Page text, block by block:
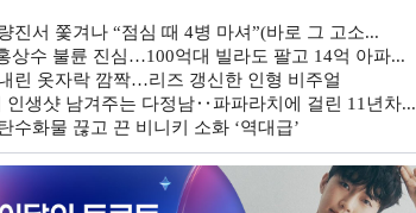
진서 쫓겨나 “점심 때 4병 마셔”(바로 그 고소...
상수 불륜 진심…100억대 빌라도 팔고 14억 아파...
린 옷자락 깜짝…리즈 갱신한 인형 비주얼
인생샷 남겨주는 다정남‥파파라치에 걸린 11년차...
수화물 끊고 끈 비니키 소화 ‘역대급’